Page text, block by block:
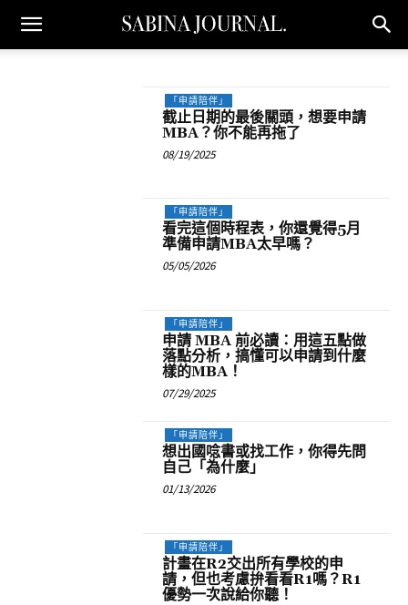
「申請陪伴」
截止日期的最後關頭，想要申請
MBA？你不能再拖了
08/19/2025
「申請陪伴」
看完這個時程表，你還覺得5月
準備申請MBA太早嗎？
05/05/2026
「申請陪伴」
申請 MBA 前必讀：用這五點做
落點分析，搞懂可以申請到什麼
樣的MBA！
07/29/2025
「申請陪伴」
想出國唸書或找工作，你得先問
自己「為什麼」
01/13/2026
「申請陪伴」
計畫在R2交出所有學校的申
請，但也考慮拚看看R1嗎？R1
優勢一次說給你聽！